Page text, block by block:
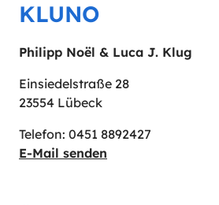
KLUNO
Philipp Noël & Luca J. Klug
Einsiedelstraße 28
23554 Lübeck
Telefon: 0451 8892427
E-Mail senden